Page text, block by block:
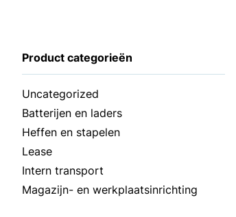
Uncategorized
Batterijen en laders
Heffen en stapelen
Lease
Intern transport
Magazijn- en werkplaatsinrichting